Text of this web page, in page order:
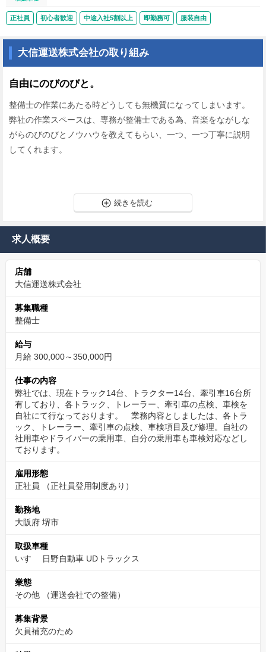
正社員 初心者歓迎 中途入社5割以上 即勤務可 服装自由
大信運送株式会社の取り組み
自由にのびのびと。
整備士の作業にあたる時どうしても無機質になってしまいます。
弊社の作業スペースは、専務が整備士である為、音楽をながしな
がらのびのびとノウハウを教えてもらい、一つ、一つ丁寧に説明
してくれます。
求人概要
店舗
大信運送株式会社
募集職種
整備士
給与
月給 300,000～350,000円
仕事の内容
弊社では、現在トラック14台、トラクター14台、牽引車16台所
有しており、各トラック、トレーラー、牽引車の点検、車検を
自社にて行なっております。 業務内容としましたは、各トラ
ック、トレーラー、牽引車の点検、車検項目及び修理。自社の
社用車やドライバーの乗用車、自分の乗用車も車検対応などし
ております。
雇用形態
正社員 （正社員登用制度あり）
勤務地
大阪府 堺市
取扱車種
いすゞ 日野自動車 UDトラックス
業態
その他
（運送会社での整備）
募集背景
欠員補充のため